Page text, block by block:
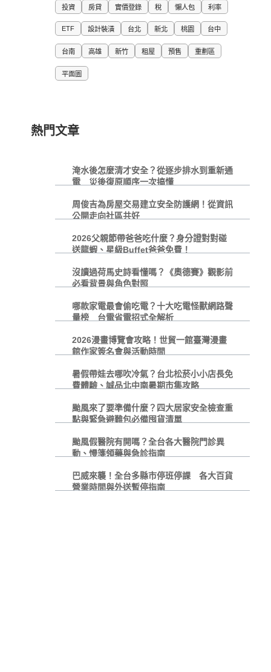
投資 房貸 實價登錄 稅 懶人包 利率
ETF 設計裝潢 台北 新北 桃園 台中
台南 高雄 新竹 租屋 預售 重劃區
平面圖
熱門文章
淹水後怎麼清才安全？從逐步排水到重新通
電 災後復原順序一次搞懂
周俊吉為房屋交易建立安全防護網！從資訊
公開走向社區共好
2026父親節帶爸爸吃什麼？身分證對對碰
送龍蝦、星級Buffet爸爸免費！
沒讀過荷馬史詩看懂嗎？《奧德賽》觀影前
必看背景與角色對照
哪款家電最會偷吃電？十大吃電怪獸網路聲
量榜 台電省電招式全解析
2026漫畫博覽會攻略！世貿一館臺灣漫畫
館作家簽名會與活動時間
暑假帶娃去哪吹冷氣？台北松菸小小店長免
費體驗、誠品北中南暑期市集攻略
颱風來了要準備什麼？四大居家安全檢查重
點與緊急避難包必備囤貨清單
颱風假醫院有開嗎？全台各大醫院門診異
動、慢箋領藥與急診指南
巴威來襲！全台多縣市停班停課 各大百貨
營業時間與外送暫停指南